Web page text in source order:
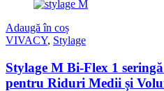
Adaugă în coș
VIVACY, Stylage
Stylage M Bi-Flex 1
pentru Riduri Medii și